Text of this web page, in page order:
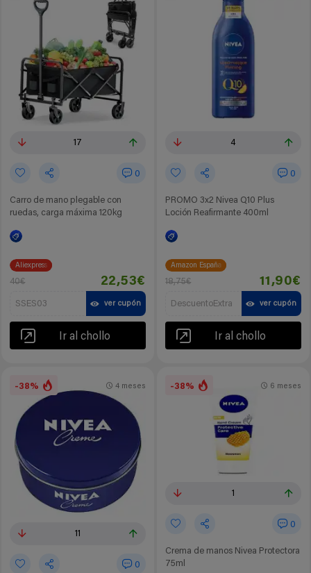
17
0
Carro de mano plegable con
ruedas, carga máxima 120kg
Aliexpress
40€ 22,53€
SSES03 ver cupón
Ir al chollo
4
0
PROMO 3x2 Nivea Q10 Plus
Loción Reafirmante 400ml
Amazon España
18,75€ 11,90€
DescuentoExtra ver cupón
Ir al chollo
-38%
11
0
4 meses -38%
1
0
Crema de manos Nivea Protectora
75ml
6 meses